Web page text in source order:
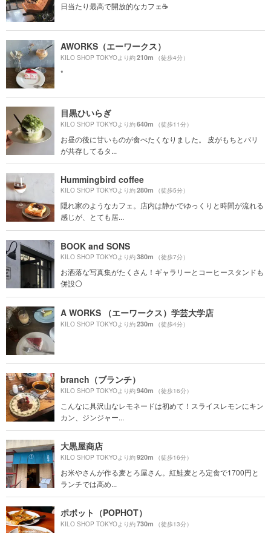
日当たり最高で開放的なカフェ☕️
AWORKS（エーワークス）
KILO SHOP TOKYOより約210m （徒歩4分）
*
目黒ひいらぎ
KILO SHOP TOKYOより約640m （徒歩11分）
お昼の後に甘いものが食べたくなりました。 皮がもちとパリ
が共存してるタ...
Hummingbird coffee
KILO SHOP TOKYOより約280m （徒歩5分）
隠れ家のようなカフェ。店内は静かでゆっくりと時間が流れる
感じが、とても居...
BOOK and SONS
KILO SHOP TOKYOより約380m （徒歩7分）
お洒落な写真集がたくさん！ギャラリーとコーヒースタンドも
併設⚪️
A WORKS （エーワークス）学芸大学店
KILO SHOP TOKYOより約230m （徒歩4分）
branch（ブランチ）
KILO SHOP TOKYOより約940m （徒歩16分）
こんなに具沢山なレモネードは初めて！スライスレモンにキン
カン、ジンジャー...
大黒屋商店
KILO SHOP TOKYOより約920m （徒歩16分）
お米やさんが作る麦とろ屋さん。紅鮭麦とろ定食で1700円と
ランチでは高め...
ポポット（POPHOT）
KILO SHOP TOKYOより約730m （徒歩13分）